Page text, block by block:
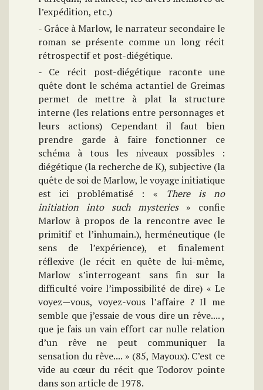
l’expédition, etc.)
- Grâce à Marlow, le narrateur secondaire le
roman se présente comme un long récit
rétrospectif et post-diégétique.
- Ce récit post-diégétique raconte une
quête dont le schéma actantiel de Greimas
permet de mettre à plat la structure
interne (les relations entre personnages et
leurs actions) Cependant il faut bien
prendre garde à faire fonctionner ce
schéma à tous les niveaux possibles :
diégétique (la recherche de K), subjective (la
quête de soi de Marlow, le voyage initiatique
est ici problématisé : «
There is no
initiation into such mysteries » confie
Marlow à propos de la rencontre avec le
primitif et l’inhumain.), herméneutique (le
sens de l’expérience), et finalement
réflexive (le récit en quête de lui-même,
Marlow s’interrogeant sans fin sur la
difficulté voire l’impossibilité de dire) « Le
voyez—vous, voyez-vous l’affaire ? Il me
semble que j’essaie de vous dire un rêve.... ,
que je fais un vain effort car nulle relation
d’un rêve ne peut communiquer la
sensation du rêve.... » (85, Mayoux). C’est ce
vide au cœur du récit que Todorov pointe
dans son article de 1978.